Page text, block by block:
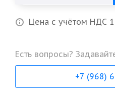
Цена с учётом НДС
Есть вопросы?
+7 (968)